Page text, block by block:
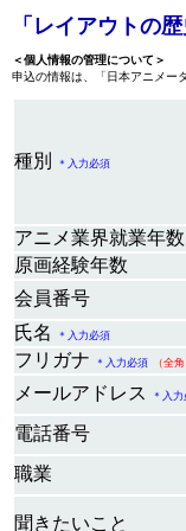
「レイアウトの
＜個人情報の管理について＞
申込の情報は、「日本アニメー
種別 ＊入力必須
アニメ業界就業年数
原画経験年数
会員番号
氏名 ＊入力必須
フリガナ ＊入力必須 （全
メールアドレス ＊入
電話番号
職業
聞きたいこと